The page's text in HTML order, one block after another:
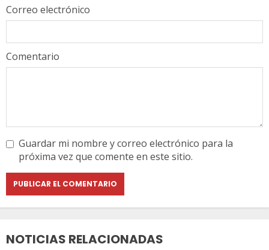
Comentario
Correo electrónico
Guardar mi nombre y correo electrónico para la
próxima vez que comente en este sitio.
NOTICIAS RELACIONADAS